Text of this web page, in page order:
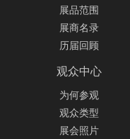
展品范围
展商名录
历届回顾
观众中心
为何参观
观众类型
展会照片